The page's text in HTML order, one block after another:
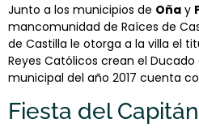
Junto a los municipios de Oña y
mancomunidad de Raíces de
de Castilla le otorga a la villa el
Reyes Católicos crean el Ducado
municipal del año 2017 cuenta
Fiesta del Capitán